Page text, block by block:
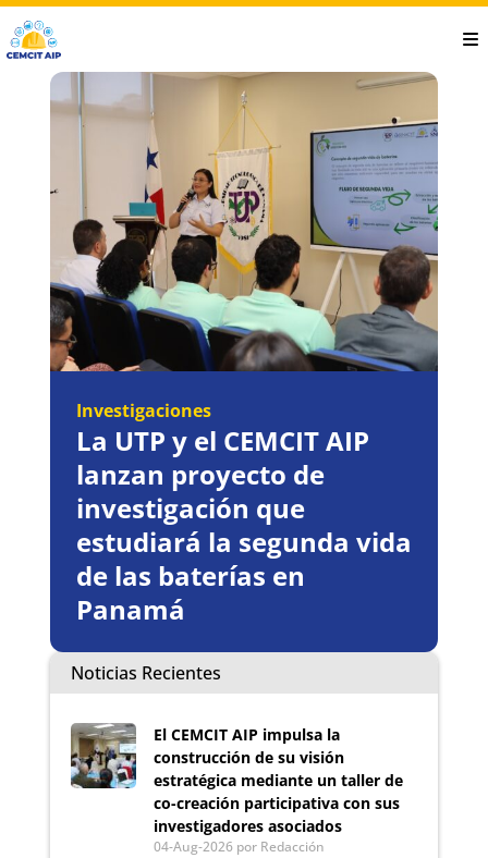
Saltar
al
contenido
Investigaciones
La UTP y el CEMCIT AIP
lanzan proyecto de
investigación que
estudiará la segunda vida
de las baterías en
Panamá
Noticias Recientes
El CEMCIT AIP impulsa la
construcción de su visión
estratégica mediante un taller de
co-creación participativa con sus
investigadores asociados
04-Aug-2026por Redacción